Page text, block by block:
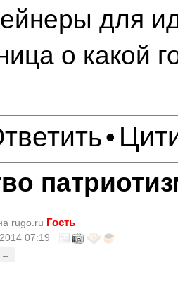
для
о какой
•
rugo.ru Гость
07:19
–